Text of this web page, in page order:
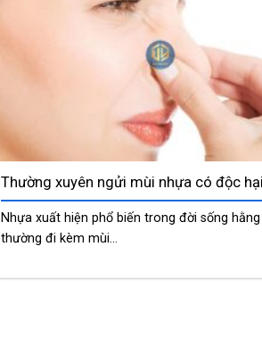
Thường xuyên ngửi mùi nhựa có độc
Nhựa xuất hiện phổ biến trong đời sống
thường đi kèm mùi...